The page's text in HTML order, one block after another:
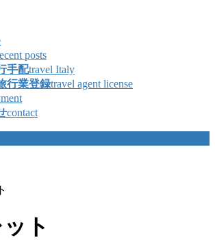
posts
手配travel Italy
行業登録travel agent license
contact
ト